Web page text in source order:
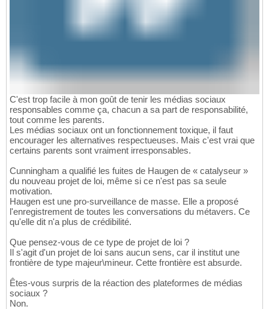
C'est trop facile à mon goût de tenir les médias sociaux
responsables comme ça, chacun a sa part de responsabilité,
tout comme les parents.
Les médias sociaux ont un fonctionnement toxique, il faut
encourager les alternatives respectueuses. Mais c'est vrai que
certains parents sont vraiment irresponsables.
Cunningham a qualifié les fuites de Haugen de « catalyseur »
du nouveau projet de loi, même si ce n'est pas sa seule
motivation.
Haugen est une pro-surveillance de masse. Elle a proposé
l'enregistrement de toutes les conversations du métavers. Ce
qu'elle dit n'a plus de crédibilité.
Que pensez-vous de ce type de projet de loi ?
Il s'agit d'un projet de loi sans aucun sens, car il institut une
frontière de type majeur\mineur. Cette frontière est absurde.
Êtes-vous surpris de la réaction des plateformes de médias
sociaux ?
Non.